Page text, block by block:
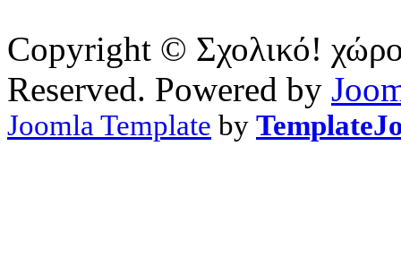
Copyright © Σχολικό!
Reserved. Powered by
Joomla Template by